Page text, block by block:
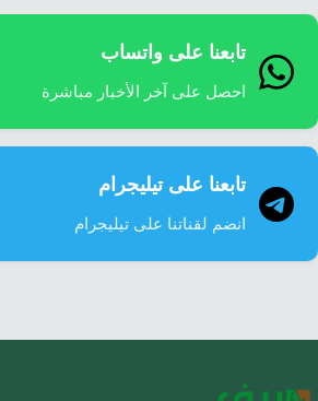
تابعنا على واتساب
احصل على آخر الأخبار مباشرة
تابعنا على تيليجرام
انضم لقناتنا على تيليجرام